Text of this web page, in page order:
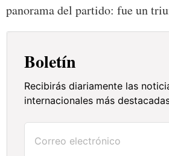
panorama del partido: fue un
Boletín
Recibirás diariamente las
internacionales más